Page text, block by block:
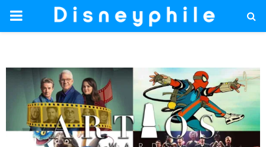
PRIMARY